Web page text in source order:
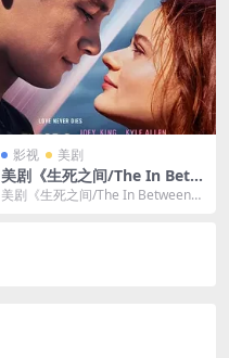
影视 美剧
美剧《生死之间/The In Betw
een》百度云网盘资源下载
美剧《生死之间/The In Between》